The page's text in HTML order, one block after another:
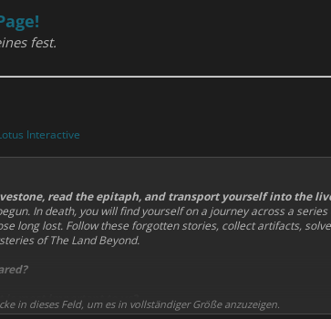
fest.
Interactive
read the epitaph, and transport yourself into the
In death, you will find yourself on a journey across a
long lost. Follow these forgotten stories, collect artifacts,
of The Land Beyond.
most important to us?
in dieses Feld, um es in vollständiger Größe anzuzeigen.